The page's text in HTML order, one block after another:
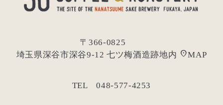
〒366-0825
埼玉県深谷市深谷9-12 七ツ梅酒造跡地内 location_onMAP
TEL 048-577-4253